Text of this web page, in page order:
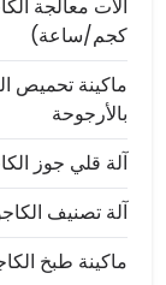
كجم/ساعة)
ماكينة تحميص
بالأرجوحة
آلة قلي جوز
آلة تصنيف
ماكينة طبخ